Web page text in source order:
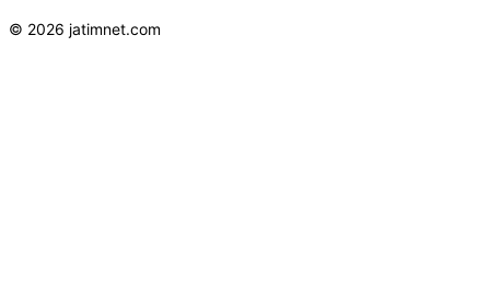
© 2026 jatimnet.com